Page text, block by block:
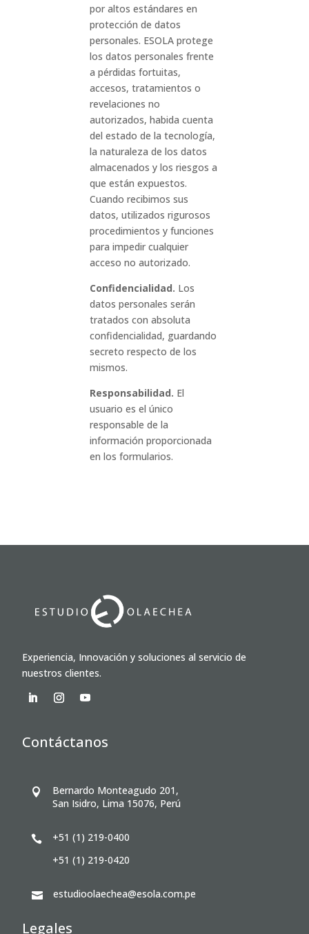
por altos estándares en
protección de datos
personales. ESOLA protege
los datos personales frente
a pérdidas fortuitas,
accesos, tratamientos o
revelaciones no
autorizados, habida cuenta
del estado de la tecnología,
la naturaleza de los datos
almacenados y los riesgos a
que están expuestos.
Cuando recibimos sus
datos, utilizados rigurosos
procedimientos y funciones
para impedir cualquier
acceso no autorizado.
Confidencialidad. Los
datos personales serán
tratados con absoluta
confidencialidad, guardando
secreto respecto de los
mismos.
Responsabilidad. El
usuario es el único
responsable de la
información proporcionada
en los formularios.
Experiencia, Innovación y soluciones al servicio de
nuestros clientes.
Contáctanos

Bernardo Monteagudo 201,
San Isidro, Lima 15076, Perú

+51 (1) 219-0400
+51 (1) 219-0420
 estudioolaechea@esola.com.pe
Legales